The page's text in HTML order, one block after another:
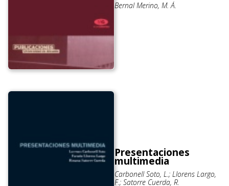
Bernal Merino, M. Á.
Presentaciones
multimedia
Carbonell Soto, L.; Llorens Largo,
F.; Satorre Cuerda, R.